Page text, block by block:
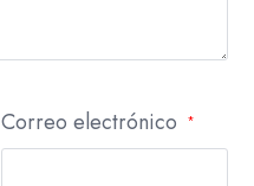
Correo electrónico *